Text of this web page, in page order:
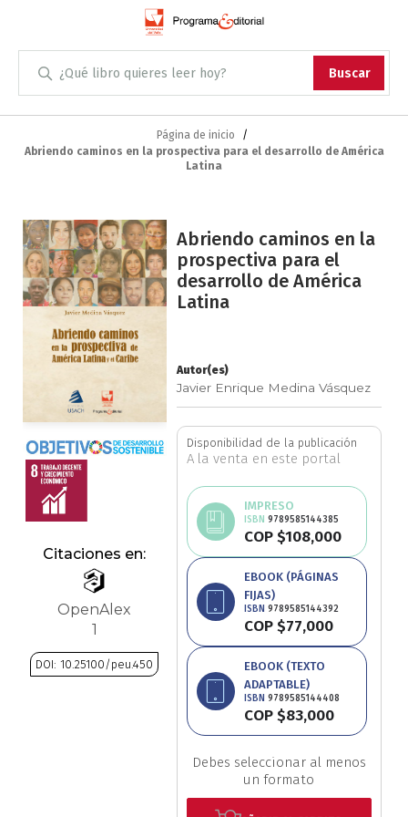
Buscar
Administración
Antropología
Arqueología
Arte
Artes escénicas
Biología
Ciencias
Ciencias Sociales
Conflicto Armado
Construcción de paz
Derecho
Desarrollo
Skip
Content
Página de inicio
Abriendo caminos en la prospectiva para el desarrollo de América
Latina
Saltar
al
final
de
la
galería
Citaciones en:
OpenAlex
1
DOI: 10.25100/peu.450
Abriendo caminos en la
prospectiva para el
desarrollo de América
Latina
Autor(es)
Javier Enrique Medina Vásquez
Disponibilidad de la publicación
A la venta en este portal
IMPRESO
ISBN9789585144385
COP $108,000
EBOOK (PÁGINAS
FIJAS)
ISBN9789585144392
COP $77,000
EBOOK (TEXTO
ADAPTABLE)
ISBN9789585144408
COP $83,000
Debes seleccionar al menos
un formato